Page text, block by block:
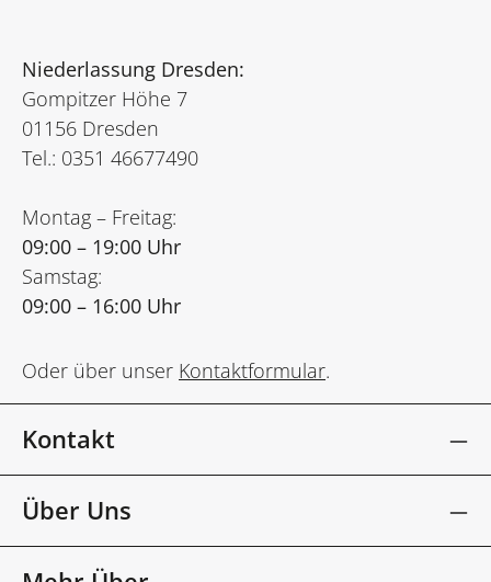
Niederlassung Dresden:
Gompitzer Höhe 7
01156 Dresden
Tel.: 0351 46677490
Montag – Freitag:
09:00 – 19:00 Uhr
Samstag:
09:00 – 16:00 Uhr
Oder über unser Kontaktformular.
Kontakt
Über Uns